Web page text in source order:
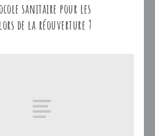
sanitaire pour les
de la réouverture ?